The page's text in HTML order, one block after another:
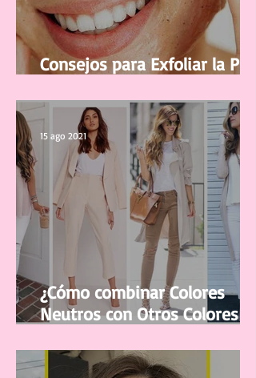
Consejos para Exfoliar la Piel
¿Cómo combinar Colores
Neutros con Otros Colores en
15 ago 2021